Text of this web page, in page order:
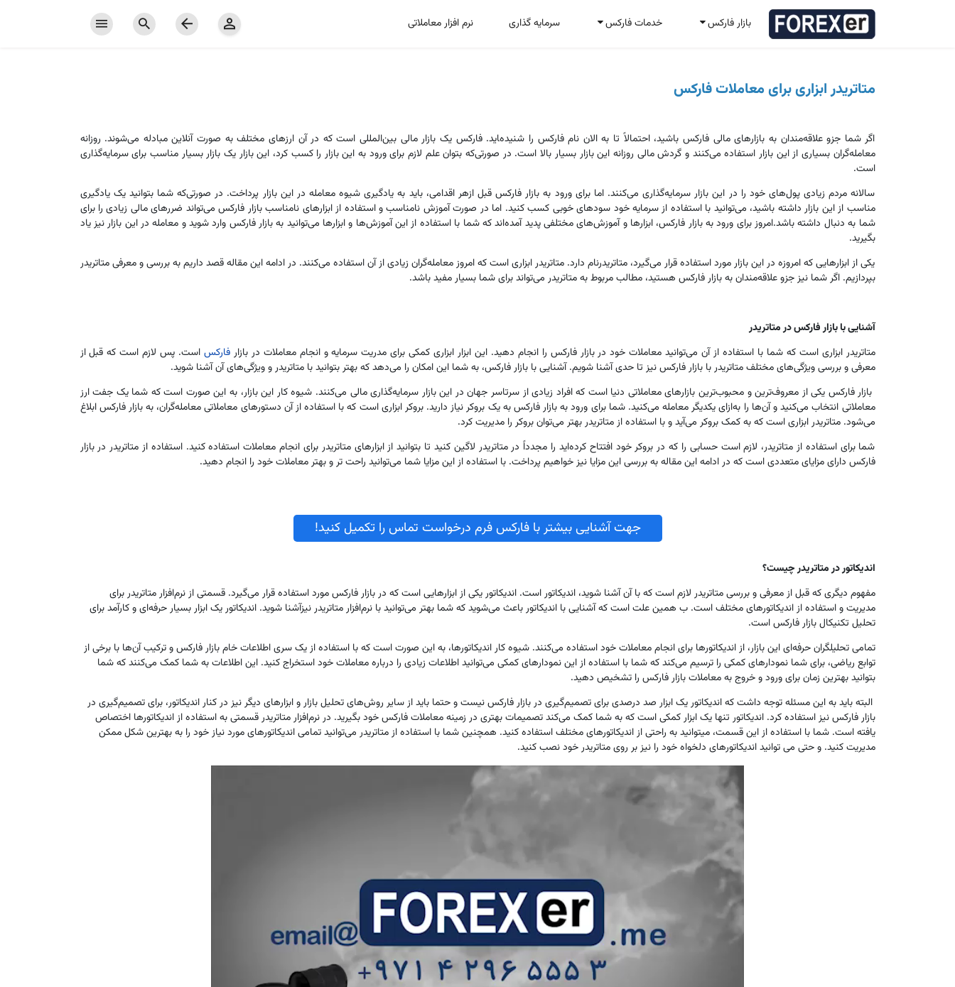
بازار فارکس خدمات فارکس سرمایه گذاری نرم افزار معاملاتی
متاتریدر ابزاری برای معاملات فارکس
اگر شما جزو علاقه‌مندان به بازارهای مالی فارکس باشید، احتمالاً تا به الان نام فارکس را شنیده‌‍اید. فارکس یک بازار مالی بین‌المللی است که در آن ارزهای مختلف به صورت آنلاین مبادله می‌شوند. روزانه
معامله‌گران بسیاری از این بازار استفاده می‌کنند و گردش مالی روزانه این بازار بسیار بالا است. در صورتی‌که بتوان علم لازم برای ورود به این بازار را کسب کرد، این بازار یک بازار بسیار مناسب برای سرمایه‌گذاری
است.
سالانه مردم زیادی پول‌های خود را در این بازار سرمایه‌گذاری می‌کنند. اما برای ورود به بازار فارکس قبل ازهر اقدامی، باید به یادگیری شیوه معامله در این بازار پرداخت. در صورتی‌که شما بتوانید یک یادگیری
مناسب از این بازار داشته باشید، می‌توانید با استفاده از سرمایه خود سودهای خوبی کسب کنید. اما در صورت آموزش نامناسب و استفاده از ابزارهای نامناسب بازار فارکس می‌تواند ضررهای مالی زیادی را برای
شما به دنبال داشته باشد.امروز برای ورود به بازار فارکس، ابزارها و آموزش‌های مختلفی پدید آمده‌اند که شما با استفاده از این آموزش‌ها و ابزارها می‌توانید به بازار فارکس وارد شوید و معامله در این بازار نیز یاد
بگیرید.
یکی از ابزارهایی که امروزه در این بازار مورد استفاده قرار می‌گیرد، متاتریدرنام دارد. متاتریدر ابزاری است که امروز معامله‌گران زیادی از آن استفاده می‌کنند. در ادامه این مقاله قصد داریم به بررسی و معرفی متاتریدر
بپردازیم. اگر شما نیز جزو علاقه‌مندان به بازار فارکس هستید، مطالب مربوط به متاتریدر می‌تواند برای شما بسیار مفید باشد.
آشنایی با بازار فارکس در متاتریدر
متاتریدر ابزاری است که شما با استفاده از آن می‌توانید معاملات خود در بازار فارکس را انجام دهید. این ابزار ابزاری کمکی برای مدریت سرمایه و انجام معاملات در بازارفارکس است. پس لازم است که قبل ‌از
معرفی و بررسی ویژگی‌های مختلف متاتریدر با بازار فارکس نیز تا حدی آشنا شویم. آشنایی با بازار فارکس، به شما این امکان را می‌دهد که بهتر بتوانید با متاتریدر و ویژگی‌های آن آشنا شوید.
بازار فارکس یکی از معروف‌ترین و محبوب‌ترین بازارهای معاملاتی دنیا است که افراد زیادی از سرتاسر جهان در این بازار سرمایه‌گذاری مالی می‌کنند. شیوه کار این بازار، به این صورت است که شما یک جفت ارز
معاملاتی انتخاب می‌کنید و آن‌ها را به‌ازای یکدیگر معامله می‌کنید. شما برای ورود به بازار فارکس به یک بروکر نیاز دارید. بروکر ابزاری است که با استفاده از آن دستورهای معاملاتی معامله‌گران، به بازار فارکس ابلاغ
می‌شود. متاتریدر ابزاری است که به کمک بروکر می‌آید و با استفاده از متاتریدر بهتر می‌توان بروکر را مدیریت کرد.
شما برای استفاده از متاتریدر، لازم است حسابی را که در بروکر خود افتتاح کرده‌اید را مجدداً در متاتریدر لاگین کنید تا بتوانید از ابزارهای متاتریدر برای انجام معاملات استفاده کنید. استفاده از متاتریدر در بازار
فارکس دارای مزایای متعددی است که در ادامه این مقاله به بررسی این مزایا نیز خواهیم پرداخت. با استفاده از این مزایا شما می‌توانید راحت تر و بهتر معاملات خود را انجام دهید.
جهت آشنایی بیشتر با فارکس فرم درخواست تماس را تکمیل کنید!
اندیکاتور در متاتریدر چیست؟
مفهوم دیگری که قبل ‌از معرفی و بررسی متاتریدر لازم است که با آن آشنا شوید، اندیکاتور است. اندیکاتور یکی از ابزارهایی است که در بازار فارکس مورد استفاده قرار می‌گیرد. قسمتی از نرم‌افزار متاتریدر برای
مدیریت و استفاده از اندیکاتورهای مختلف است. ب همین علت است که آشنایی با اندیکاتور باعث می‌شوید که شما بهتر می‌توانید با نرم‌افزار متاتریدر نیزآشنا شوید. اندیکاتور یک ابزار بسیار حرفه‌ای و کارآمد برای
تحلیل تکنیکال بازار فارکس است.
تمامی تحلیلگران حرفه‌ای این بازار، از اندیکاتورها برای انجام معاملات خود استفاده می‌کنند. شیوه کار اندیکاتورها، به این صورت است که با استفاده از یک سری اطلاعات خام بازار فارکس و ترکیب آن‌ها با برخی از
توابع ریاضی، برای شما نمودارهای کمکی را ترسیم می‌کند که شما با استفاده از این نمودارهای کمکی می‌توانید اطلاعات زیادی را درباره معاملات خود استخراج کنید. این اطلاعات به شما کمک می‌کنند که شما
بتوانید بهترین زمان برای ورود و خروج به معاملات بازار فارکس را تشخیص دهید.
البته باید به این مسئله توجه داشت که اندیکاتور یک ابزار صد درصدی برای تصمیم‌گیری در بازار فارکس نیست و حتما باید از سایر روش‌های تحلیل بازار و ابزارهای دیگر نیز در کنار اندیکاتور، برای تصمیم‌گیری در
بازار فارکس نیز استفاده کرد. اندیکاتور تنها یک ابزار کمکی است که به شما کمک می‌کند تصمیمات بهتری در زمینه معاملات فارکس خود بگیرید. در نرم‌افزار متاتریدر قسمتی به استفاده از اندیکاتورها اختصاص
یافته ‌است. شما با استفاده از این قسمت، میتوانید به ‌راحتی از اندیکاتورهای مختلف استفاده کنید. همچنین شما با استفاده از متاتریدر می‌توانید تمامی اندیکاتورهای مورد نیاز خود را به بهترین شکل ممکن
مدیریت کنید. و حتی می توانید اندیکاتورهای دلخواه خود را نیز بر روی متاتریدر خود نصب کنید.
خانه